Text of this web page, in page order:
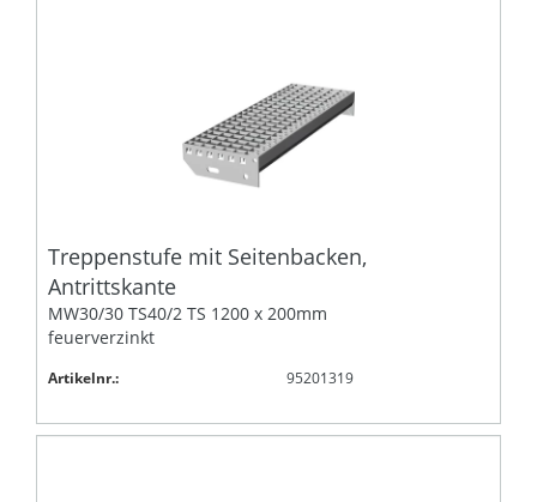
Treppenstufe mit Seitenbacken,
Antrittskante
MW30/30 TS40/2 TS 1200 x 200mm
feuerverzinkt
Artikelnr.: 95201319